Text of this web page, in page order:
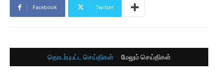
Facebook Twitter
தொடர்புபட்ட செய்திகள் மேலும் செய்திகள்